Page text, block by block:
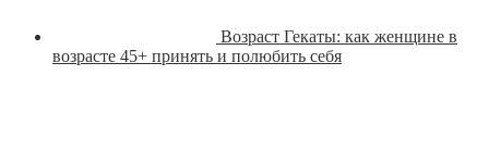
Возраст Гекаты: как женщине в
возрасте 45+ принять и полюбить себя